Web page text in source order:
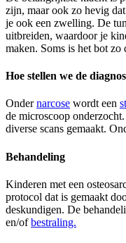
zijn, maar ook zo hevig
je ook een zwelling. De
uitbreiden, waardoor je
maken. Soms is het bot
Hoe stellen we de
Ondernarcose wordt een
de microscoop
diverse scans gemaakt.
Behandeling
Kinderen met een
protocol dat is gemaakt
deskundigen. De
en/ofbestraling.